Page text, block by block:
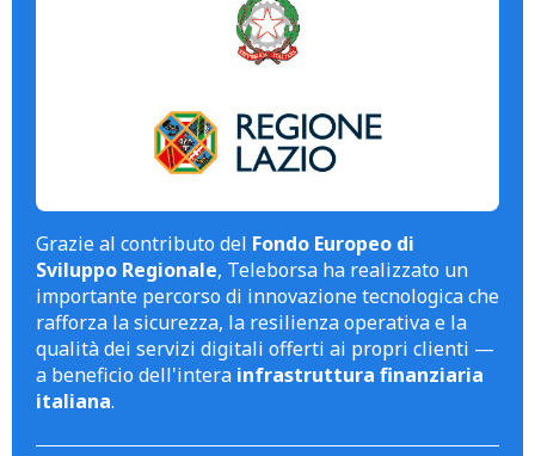
Grazie al contributo del Fondo Europeo di
Sviluppo Regionale, Teleborsa ha realizzato un
importante percorso di innovazione tecnologica che
rafforza la sicurezza, la resilienza operativa e la
qualità dei servizi digitali offerti ai propri clienti —
a beneficio dell'intera infrastruttura finanziaria
italiana.